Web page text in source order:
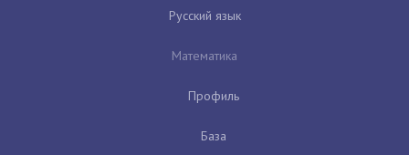
Русский язык
Математика
Профиль
База